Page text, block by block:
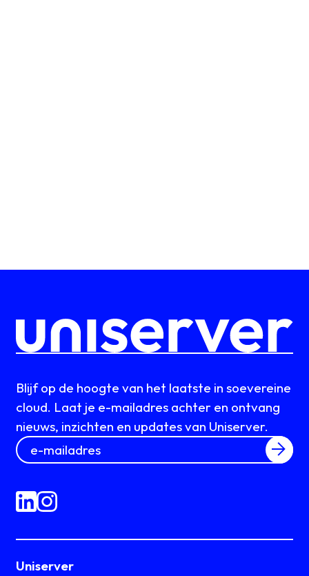
Blijf op de hoogte van het laatste in soevereine
cloud. Laat je e-mailadres achter en ontvang
nieuws, inzichten en updates van Uniserver.
Uniserver